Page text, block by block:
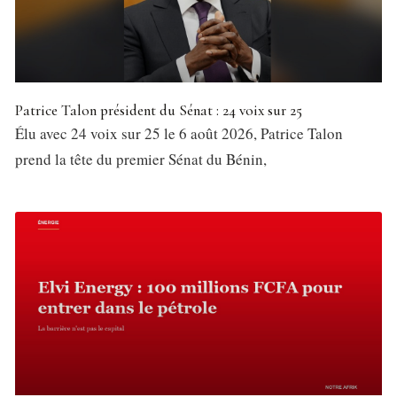
Patrice Talon président du Sénat : 24 voix sur 25
Élu avec 24 voix sur 25 le 6 août 2026, Patrice Talon
prend la tête du premier Sénat du Bénin,